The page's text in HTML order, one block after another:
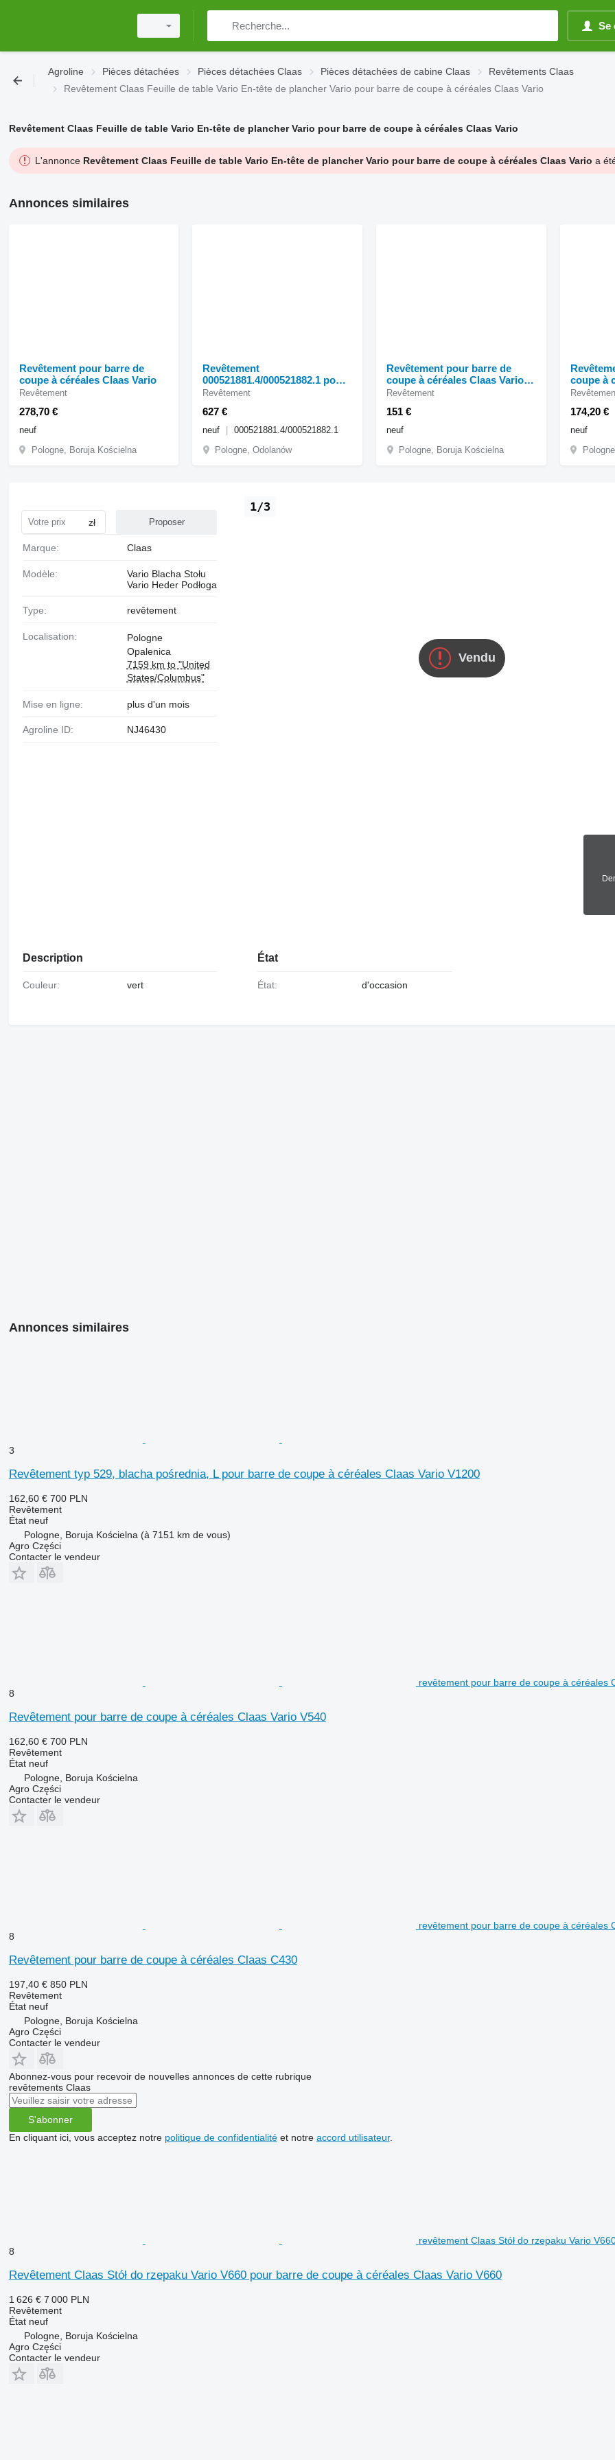
Se
Agroline Pièces détachées Pièces détachées Claas Pièces détachées de cabine Claas
Revêtements Claas
Revêtement Claas Feuille de table Vario En-tête de plancher Vario pour barre de coupe à céréales Claas Vario
Revêtement Claas Feuille de table Vario En-tête de plancher Vario pour barre de coupe à céréales Claas Vario
L'annonce Revêtement Claas Feuille de table Vario En-tête de plancher Vario pour barre de coupe à céréales Claas Vario a
Annonces similaires
Revêtement pour barre de
coupe à céréales Claas Vario
278,70 €
Revêtement
neuf
Pologne, Boruja Kościelna
Revêtement
000521881.4/000521882.1 pour
barre de coupe à céréales
627 €
Revêtement
neuf
000521881.4/000521882.1
Pologne, Odolanów
Revêtement pour barre de
coupe à céréales Claas Vario
V540-V900 Lexion
151 €
Revêtement
neuf
Pologne, Boruja Kościelna
174,20 €
neuf
Vendu
1/3
zł Proposer
Marque: Claas
Modèle:
Vario Blacha Stołu
Vario Heder Podłoga
Type: revêtement
Localisation:
Pologne
Opalenica
7159 km to "United
States/Columbus"
Mise en ligne: plus d'un mois
Agroline ID: NJ46430
Description
Couleur: vert
État
État: d'occasion
Annonces similaires
3
Revêtement typ 529, blacha pośrednia, L pour barre de coupe à céréales Claas Vario V1200
162,60 € 700 PLN
Revêtement
Étatneuf
Pologne, Boruja Kościelna (à 7151 km de vous)
Agro Części
Contacter le vendeur
revêtement pour barre de coupe à céréales
8
Revêtement pour barre de coupe à céréales Claas Vario V540
162,60 € 700 PLN
Revêtement
Étatneuf
Pologne, Boruja Kościelna
Agro Części
Contacter le vendeur
revêtement pour barre de coupe à céréales
8
Revêtement pour barre de coupe à céréales Claas C430
197,40 € 850 PLN
Revêtement
Étatneuf
Pologne, Boruja Kościelna
Agro Części
Contacter le vendeur
Abonnez-vous pour recevoir de nouvelles annonces de cette rubrique
revêtements Claas
S'abonner
En cliquant ici, vous acceptez notre politique de confidentialitéet notre accord utilisateur.
revêtement Claas Stół do rzepaku Vario
8
Revêtement Claas Stół do rzepaku Vario V660 pour barre de coupe à céréales Claas Vario V660
1 626 € 7 000 PLN
Revêtement
Étatneuf
Pologne, Boruja Kościelna
Agro Części
Contacter le vendeur